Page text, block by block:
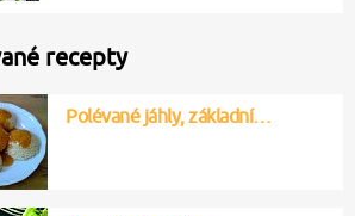
recepty
Polévané jáhly, základní…